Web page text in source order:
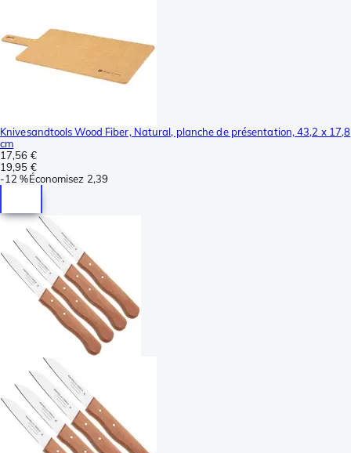
Knivesandtools Wood Fiber, Natural, planche de présentation, 43,2 x 17,8
cm
17,56 €
19,95 €
-12 %Économisez 2,39